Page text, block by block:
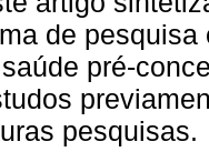
de
pré-
pesquisas.